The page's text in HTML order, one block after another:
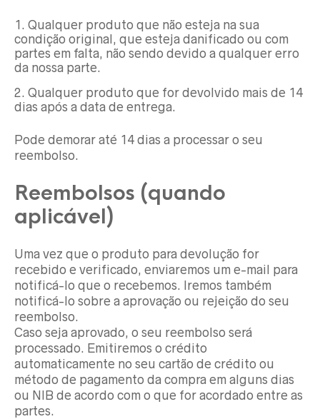
Qualquer produto que não esteja na sua
condição original, que esteja danificado ou com
partes em falta, não sendo devido a qualquer erro
da nossa parte.
Qualquer produto que for devolvido mais de 14
dias após a data de entrega.
Pode demorar até 14 dias a processar o seu
reembolso.
Reembolsos (quando
aplicável)
Uma vez que o produto para devolução for
recebido e verificado, enviaremos um e-mail para
notificá-lo que o recebemos. Iremos também
notificá-lo sobre a aprovação ou rejeição do seu
reembolso.
Caso seja aprovado, o seu reembolso será
processado. Emitiremos o crédito
automaticamente no seu cartão de crédito ou
método de pagamento da compra em alguns dias
ou NIB de acordo com o que for acordado entre as
partes.